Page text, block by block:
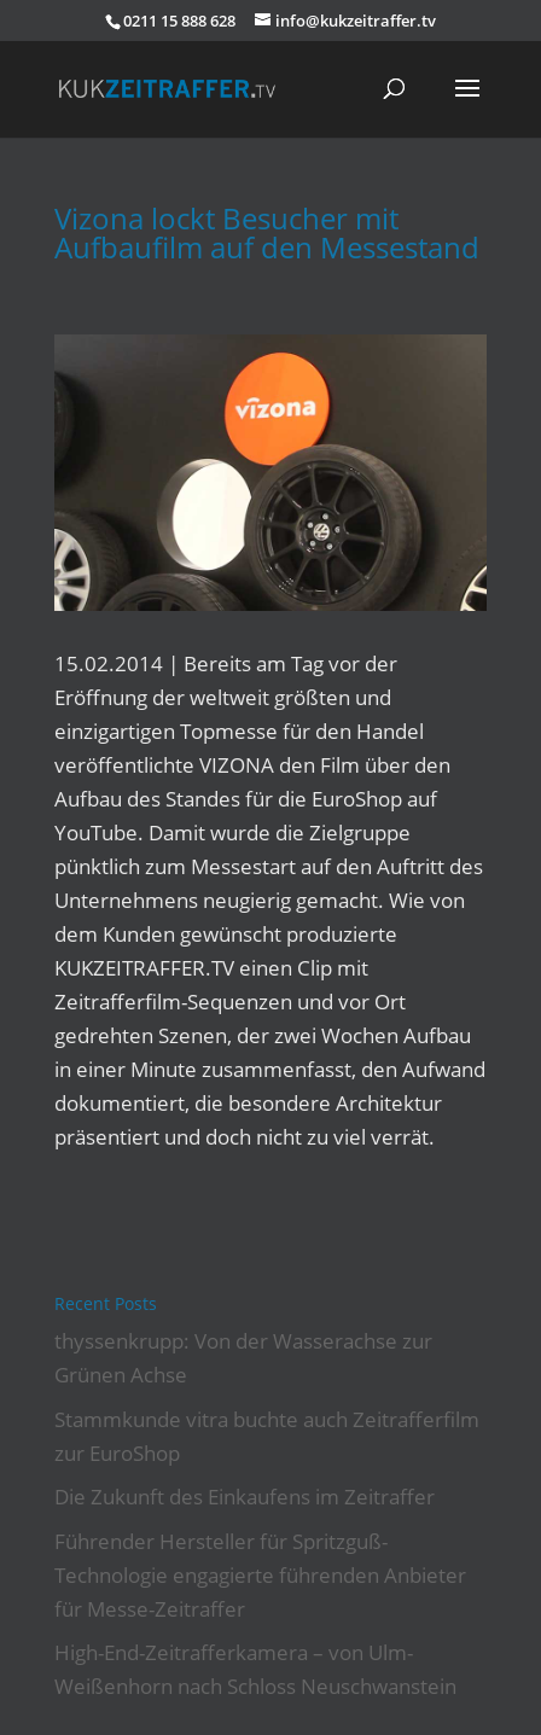
0211 15 888 628 info@kukzeitraffer.tv
Vizona lockt Besucher mit
Aufbaufilm auf den Messestand
15.02.2014 | Bereits am Tag vor der
Eröffnung der weltweit größten und
einzigartigen Topmesse für den Handel
veröffentlichte VIZONA den Film über den
Aufbau des Standes für die EuroShop auf
YouTube. Damit wurde die Zielgruppe
pünktlich zum Messestart auf den Auftritt des
Unternehmens neugierig gemacht. Wie von
dem Kunden gewünscht produzierte
KUKZEITRAFFER.TV einen Clip mit
Zeitrafferfilm-Sequenzen und vor Ort
gedrehten Szenen, der zwei Wochen Aufbau
in einer Minute zusammenfasst, den Aufwand
dokumentiert, die besondere Architektur
präsentiert und doch nicht zu viel verrät.
Recent Posts
thyssenkrupp: Von der Wasserachse zur
Grünen Achse
Stammkunde vitra buchte auch Zeitrafferfilm
zur EuroShop
Die Zukunft des Einkaufens im Zeitraffer
Führender Hersteller für Spritzguß-
Technologie engagierte führenden Anbieter
für Messe-Zeitraffer
High-End-Zeitrafferkamera – von Ulm-
Weißenhorn nach Schloss Neuschwanstein